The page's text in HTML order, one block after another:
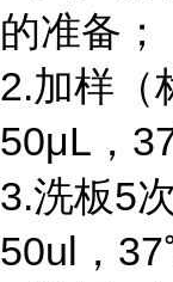
的准备；
2.加样（
50μL，
3.洗板5
50ul，